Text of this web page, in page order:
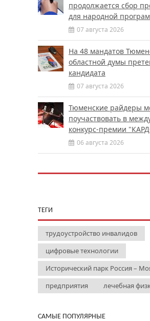
продолжается сбор
для народной
07 августа 2026
На 48 мандатов
областной думы
кандидата
07 августа 2026
Тюменские райдеры
поучаствовать в
конкурс-премии
06 августа 2026
ТЕГИ
трудоустройство инвалидов
цифровые технологии
Исторический парк Россия –
предприятия
лечебная
САМЫЕ ПОПУЛЯРНЫЕ